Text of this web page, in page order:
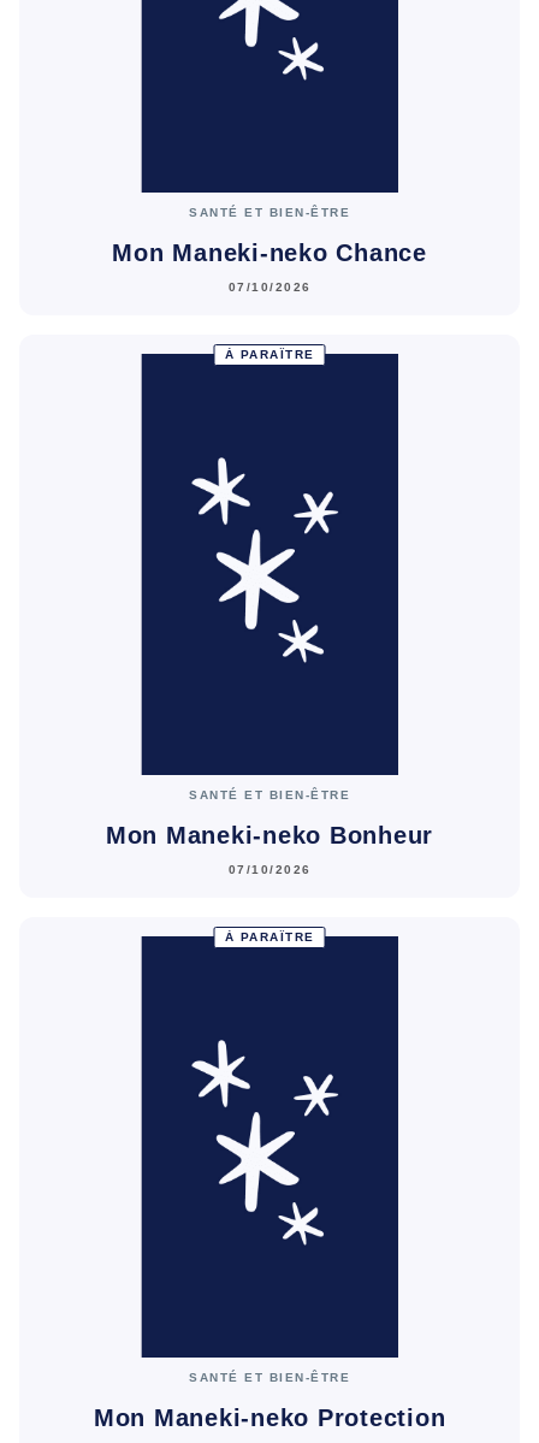
SANTÉ ET BIEN-ÊTRE
Mon Maneki-neko Chance
07/10/2026
À PARAÎTRE
SANTÉ ET BIEN-ÊTRE
Mon Maneki-neko Bonheur
07/10/2026
À PARAÎTRE
SANTÉ ET BIEN-ÊTRE
Mon Maneki-neko Protection